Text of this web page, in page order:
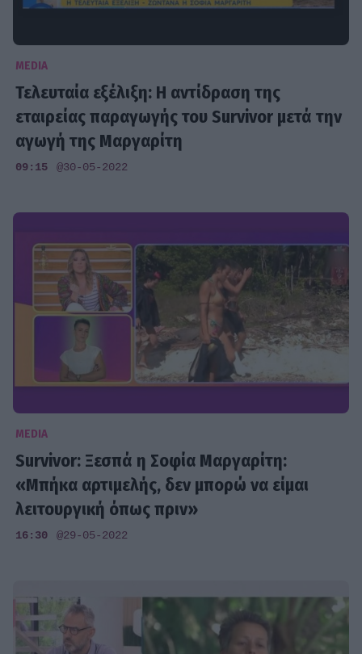
MEDIA
Τελευταία εξέλιξη: Η αντίδραση της
εταιρείας παραγωγής του Survivor μετά την
αγωγή της Μαργαρίτη
09:15 @30-05-2022
MEDIA
Survivor: Ξεσπά η Σοφία Μαργαρίτη:
«Μπήκα αρτιμελής, δεν μπορώ να είμαι
λειτουργική όπως πριν»
16:30 @29-05-2022